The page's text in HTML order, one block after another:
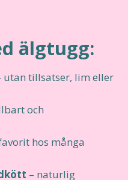
älgtugg:
utan tillsatser, lim eller
och
hos många
– naturlig